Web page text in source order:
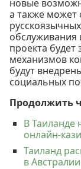
новые
а также может
обслуживания
проекта будет
механизмов
будут
социальных
Продолжить
В Таиланде
онлайн-
Таиланд
в Австралии